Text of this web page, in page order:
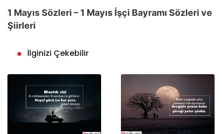
1 Mayıs Sözleri – 1 Mayıs İşçi Bayramı Sözleri ve
Şiirleri
İlginizi Çekebilir